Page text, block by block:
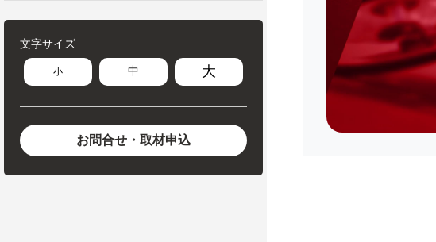
文字サイズ
小 中 大
お問合せ・取材申込